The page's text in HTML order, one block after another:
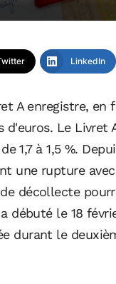
LinkedIn
A enregistre,
d'euros. Le Livret
1,7 à 1,5 %.
une rupture
de décollecte
débuté le 18
durant le